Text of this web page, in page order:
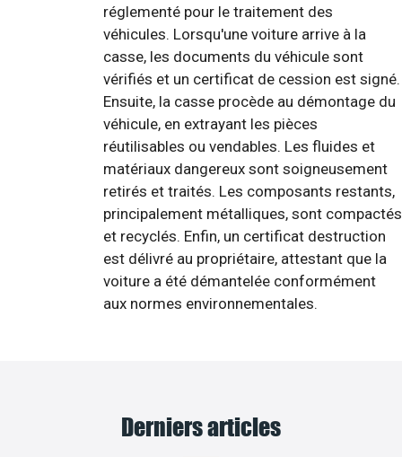
réglementé pour le traitement des
véhicules. Lorsqu'une voiture arrive à la
casse, les documents du véhicule sont
vérifiés et un certificat de cession est signé.
Ensuite, la casse procède au démontage du
véhicule, en extrayant les pièces
réutilisables ou vendables. Les fluides et
matériaux dangereux sont soigneusement
retirés et traités. Les composants restants,
principalement métalliques, sont compactés
et recyclés. Enfin, un certificat destruction
est délivré au propriétaire, attestant que la
voiture a été démantelée conformément
aux normes environnementales.
Derniers articles